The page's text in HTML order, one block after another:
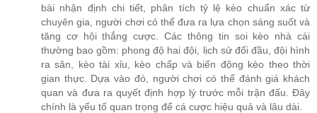
bài nhận định chi tiết, phân tích tỷ lệ kèo chuẩn xác từ
chuyên gia, người chơi có thể đưa ra lựa chọn sáng suốt và
tăng cơ hội thắng cược. Các thông tin soi kèo nhà cái
thường bao gồm: phong độ hai đội, lịch sử đối đầu, đội hình
ra sân, kèo tài xỉu, kèo chấp và biến động kèo theo thời
gian thực. Dựa vào đó, người chơi có thể đánh giá khách
quan và đưa ra quyết định hợp lý trước mỗi trận đấu. Đây
chính là yếu tố quan trọng để cá cược hiệu quả và lâu dài.